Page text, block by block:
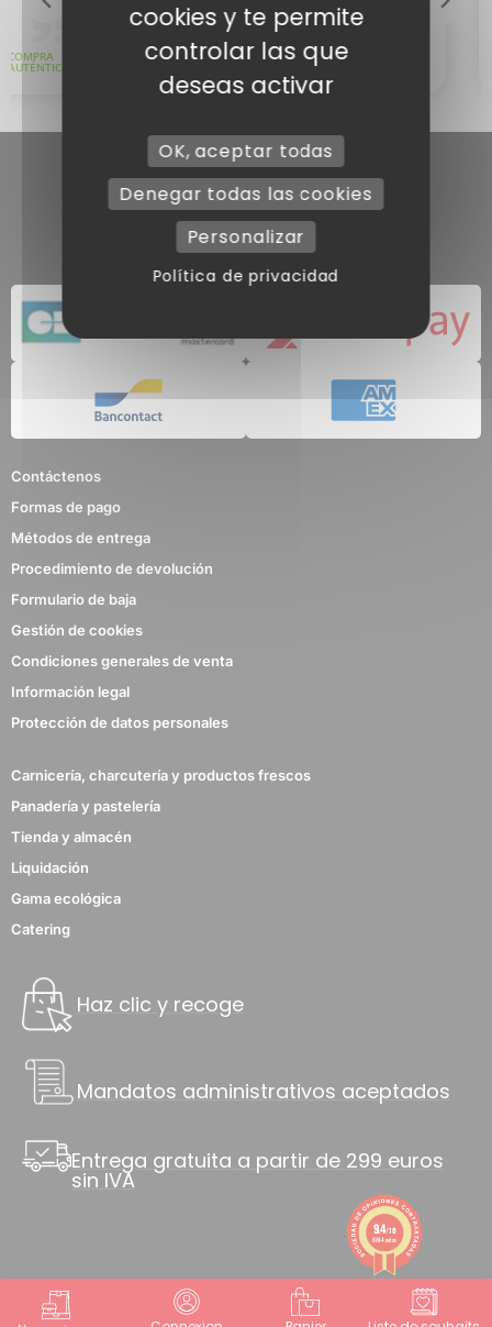
Contáctenos
Formas de pago
Métodos de entrega
Procedimiento de devolución
Formulario de baja
Gestión de cookies
Condiciones generales de venta
Información legal
Protección de datos personales
Carnicería, charcutería y productos frescos
Panadería y pastelería
Tienda y almacén
Liquidación
Gama ecológica
Catering
Haz clic y recoge
Mandatos administrativos aceptados
Entrega gratuita a partir de 299 euros
sin IVA
9.4/10
8844 notas
cookies y te permite
controlar las que
deseas activar
OK, aceptar todas
Denegar todas las cookies
Personalizar
Política de privacidad